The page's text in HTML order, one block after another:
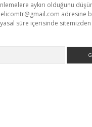
aykırı olduğunu
adresine
süre içerisinde sitemizden